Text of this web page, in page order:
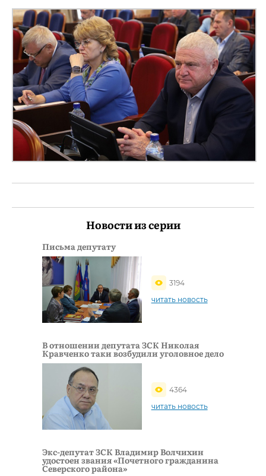
Новости из серии
Письма депутату
3194
читать новость
В отношении депутата ЗСК Николая
Кравченко таки возбудили уголовное дело
4364
читать новость
Экс-депутат ЗСК Владимир Волчихин
удостоен звания «Почетного гражданина
Северского района»